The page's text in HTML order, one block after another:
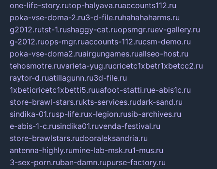
one-life-story.rutop-halyava.ruaccounts112.ru
poka-vse-doma-2.ru3-d-file.ruhahahaharms.ru
g2012.rutst-1.rushaggy-cat.ruopsmgr.ruev-gallery.ru
g-2012.ruops-mgr.ruaccounts-112.rucsm-demo.ru
poka-vse-doma2.ruairgungames.ruallseo-host.ru
tehosmotre.ruvarieta-yug.rucricetc1xbetr1xbetcc2.ru
raytor-d.ruatillagunn.ru3d-file.ru
1xbeticricetc1xbetti5.ruuafoot-statti.rue-abis1c.ru
store-brawl-stars.rukts-services.rudark-sand.ru
sindika-01.rusp-life.rux-legion.rusib-archives.ru
e-abis-1-c.rusindika01.ruvenda-festival.ru
store-brawlstars.rudooraleksandria.ru
antenna-highly.rumine-lab-msk.ru1-mus.ru
3-sex-porn.ruban-damn.rupurse-factory.ru